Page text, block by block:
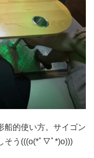
船的使い方。サイゴン
そう(((o(*ﾟ▽ﾟ*)o)))